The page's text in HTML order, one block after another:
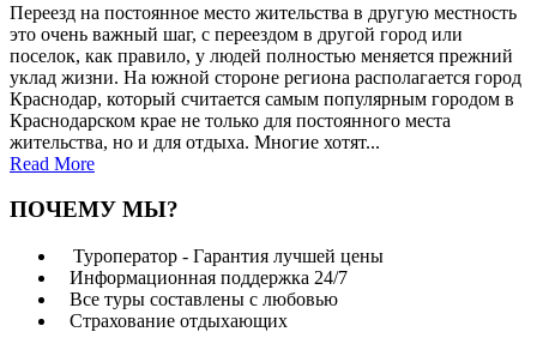
Переезд на постоянное место жительства в другую местность
это очень важный шаг, с переездом в другой город или
поселок, как правило, у людей полностью меняется прежний
уклад жизни. На южной стороне региона располагается город
Краснодар, который считается самым популярным городом в
Краснодарском крае не только для постоянного места
жительства, но и для отдыха. Многие хотят...
Read More
ПОЧЕМУ МЫ?
Туроператор - Гарантия лучшей цены
Информационная поддержка 24/7
Все туры составлены с любовью
Страхование отдыхающих